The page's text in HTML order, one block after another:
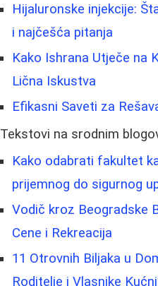
Hijaluronske injekcije:
i najčešća pitanja
Kako Ishrana Utječe na
Lična Iskustva
Efikasni Saveti za
Tekstovi na srodnim
Kako odabrati fakultet
prijemnog do sigurnog
Vodič kroz Beogradske
Cene i Rekreacija
11 Otrovnih Biljaka u
Roditelje i Vlasnike